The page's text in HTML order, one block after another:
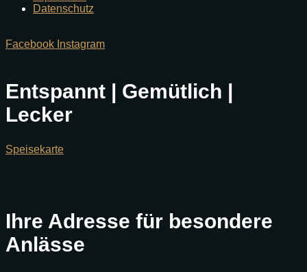
Datenschutz
Facebook Instagram
Entspannt | Gemütlich |
Lecker
Speisekarte
Ihre Adresse für besondere
Anlässe